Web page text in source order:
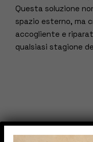
Questa soluzione
spazio esterno, ma
accogliente e
qualsiasi stagione